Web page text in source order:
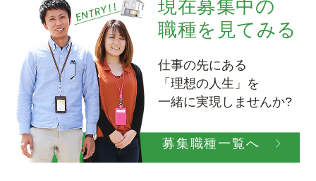
現在募集中の
職種を見てみる
仕事の先にある
「理想の人生」を
一緒に実現しませんか?
募集職種一覧へ